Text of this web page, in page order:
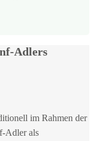
Adlers
im Rahmen der
Adler als